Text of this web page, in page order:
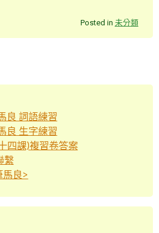
Posted in 未分類
良 詞語練習
良 生字練習
四課)複習卷答案
繫
馬良>